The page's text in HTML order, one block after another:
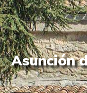
Asunción